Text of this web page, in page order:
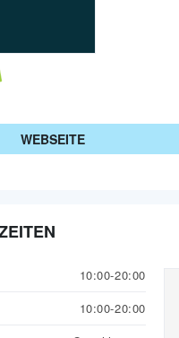
WEBSEITE
10:00-20:00
10:00-20:00